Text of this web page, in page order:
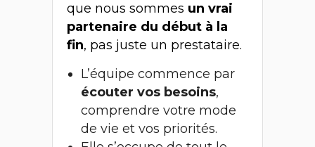
que nous sommes un vrai
partenaire du début à la
fin, pas juste un prestataire.
L’équipe commence par
écouter vos besoins,
comprendre votre mode
de vie et vos priorités.